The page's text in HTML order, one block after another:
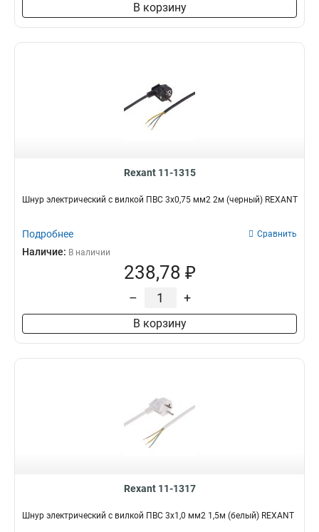
В корзину
Rexant 11-1315
Шнур электрический с вилкой ПВС 3х0,75 мм2 2м (черный) REXANT
Подробнее Сравнить
Наличие: В наличии
238,78 ₽
– +
В корзину
Rexant 11-1317
Шнур электрический с вилкой ПВС 3х1,0 мм2 1,5м (белый) REXANT